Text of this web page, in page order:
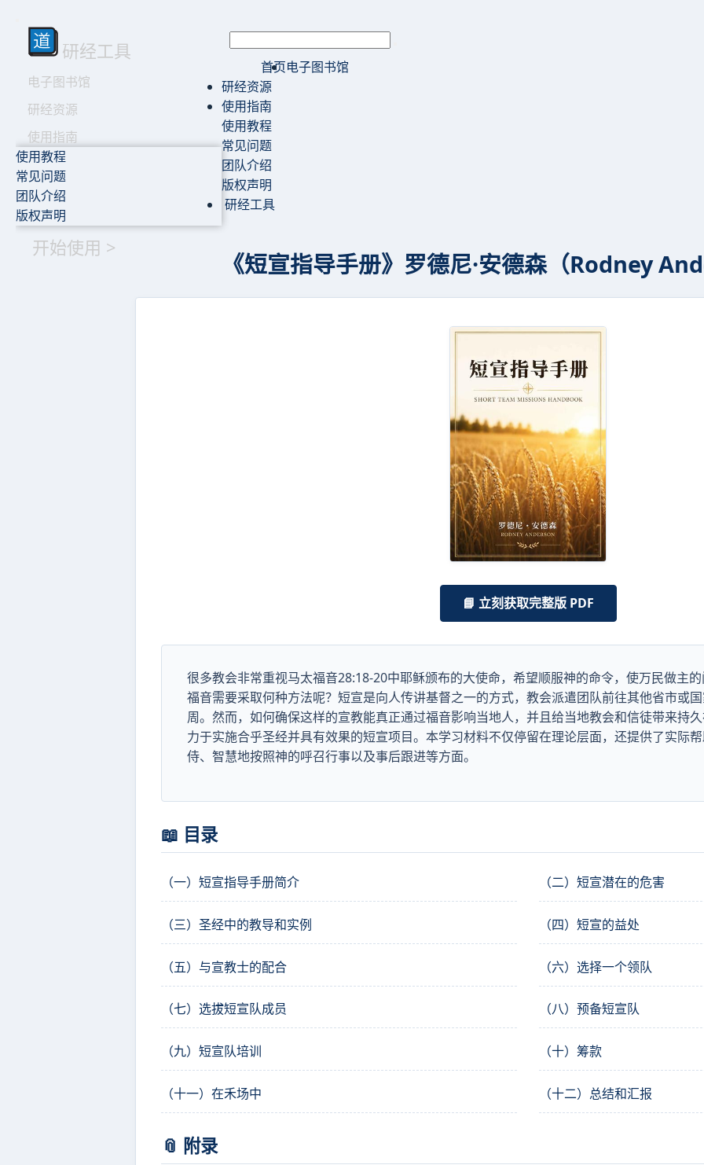
研经工具
电子图书馆
研经资源
使用指南
使用教程
常见问题
团队介绍
版权声明
开始使用 >
首页电子图书馆
研经资源
使用指南
使用教程
常见问题
团队介绍
版权声明
研经工具
《短宣指导手册》罗德尼·安德森（Rodney
📘 立刻获取完整版 PDF
很多教会非常重视马太福音28:18-20中耶稣颁布的大使命，希望顺服神的命令，使万民做主
福音需要采取何种方法呢？短宣是向人传讲基督之一的方式，教会派遣团队前往其他省市或
周。然而，如何确保这样的宣教能真正通过福音影响当地人，并且给当地教会和信徒带来持
力于实施合乎圣经并具有效果的短宣项目。本学习材料不仅停留在理论层面，还提供了实际
侍、智慧地按照神的呼召行事以及事后跟进等方面。
📖 目录
（一）短宣指导手册简介 （二）短宣潜在的危害
（三）圣经中的教导和实例 （四）短宣的益处
（五）与宣教士的配合 （六）选择一个领队
（七）选拔短宣队成员 （八）预备短宣队
（九）短宣队培训 （十）筹款
（十一）在禾场中 （十二）总结和汇报
📎 附录